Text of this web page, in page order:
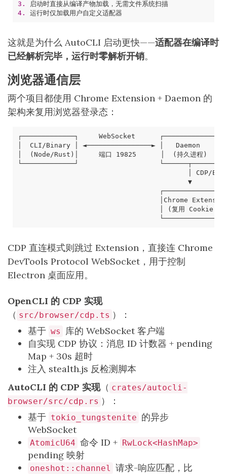
3.
启动时直接从编译产物加载，无需文件系统扫描
4.
这就是为什么 AutoCLI 启动更快——适配器在编译时
已经解析完毕，运行时零解析开销。
浏览器通信层
两个项目都使用 Chrome Extension + Daemon 的
架构来复用浏览器登录态：
                                          ▼
CDP 直连模式则跳过 Extension，直接连 Chrome
DevTools Protocol WebSocket，用于控制
Electron 桌面应用。
OpenCLI 的 CDP 实现
（ src/browser/cdp.ts ）：
基于 ws
库的 WebSocket 客户端
自实现 CDP 协议：消息 ID 计数器 + pending
Map + 30s 超时
注入 stealth.js 反检测脚本
AutoCLI 的 CDP 实现（ crates/autocli-
browser/src/cdp.rs ）：
基于 tokio_tungstenite 的异步
WebSocket
AtomicU64 命令 ID + RwLock<HashMap>
pending 映射
oneshot::channel 请求-响应匹配，比